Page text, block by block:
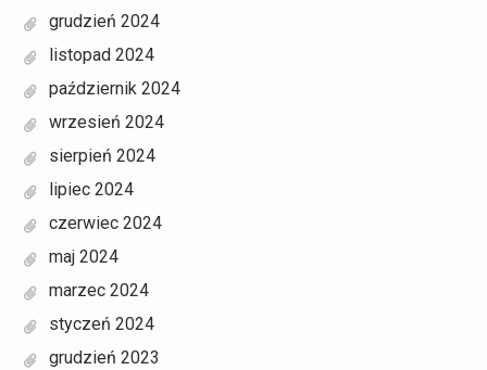
grudzień 2024
listopad 2024
październik 2024
wrzesień 2024
sierpień 2024
lipiec 2024
czerwiec 2024
maj 2024
marzec 2024
styczeń 2024
grudzień 2023